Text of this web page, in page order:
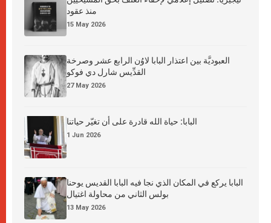
منذ عقود
15 May 2026
العبوديَّة بين اعتذار البابا لاوُن الرابع عشر وصرخة
القدِّيس شارل دي فوكو
27 May 2026
البابا: حياة الله قادرة على أن تغيّر حياتنا
1 Jun 2026
البابا يركع في المكان الذي نجا فيه البابا القديس يوحنا
بولس الثاني من محاولة اغتيال
13 May 2026